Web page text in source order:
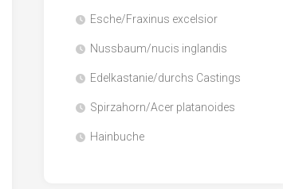
Sägenebenprodukte
Esche/Fraxinus excelsior
Nussbaum/nucis inglandis
Edelkastanie/durchs Castings
Spirzahorn/Acer platanoides
Hainbuche